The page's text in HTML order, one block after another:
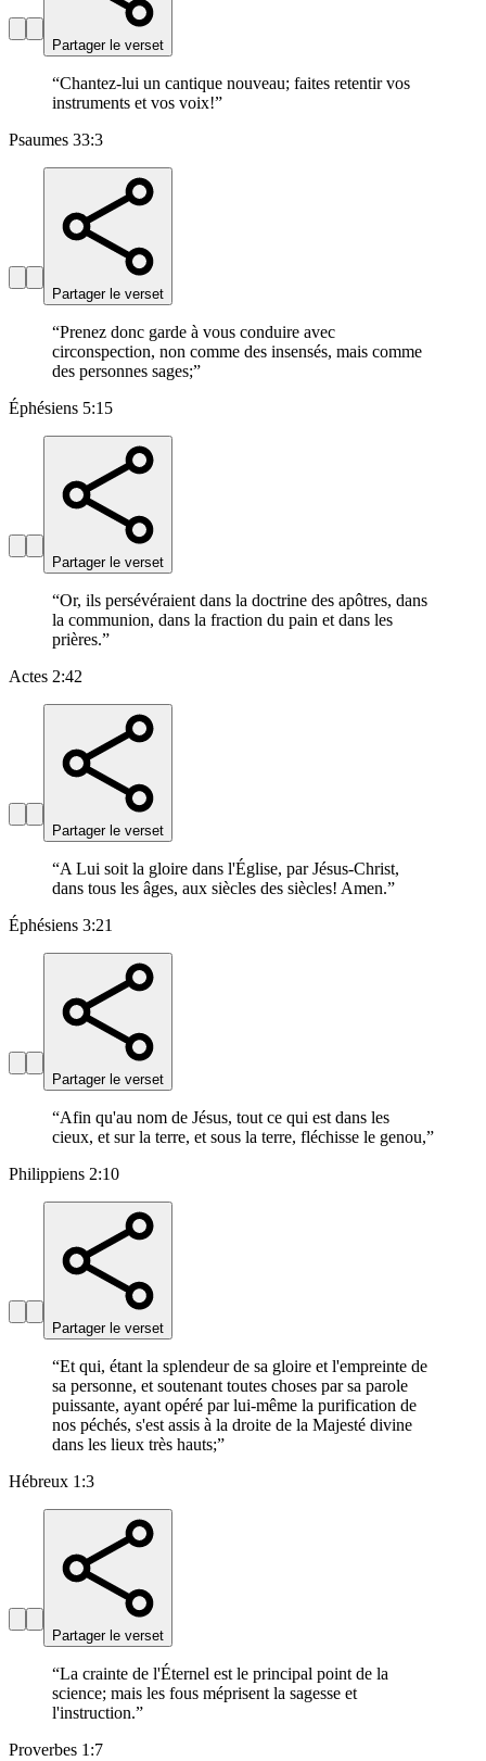
Partager le verset
“Chantez-lui un cantique nouveau; faites retentir vos
instruments et vos voix!”
Psaumes 33:3
Partager le verset
“Prenez donc garde à vous conduire avec
circonspection, non comme des insensés, mais comme
des personnes sages;”
Éphésiens 5:15
Partager le verset
“Or, ils persévéraient dans la doctrine des apôtres, dans
la communion, dans la fraction du pain et dans les
prières.”
Actes 2:42
Partager le verset
“A Lui soit la gloire dans l'Église, par Jésus-Christ,
dans tous les âges, aux siècles des siècles! Amen.”
Éphésiens 3:21
Partager le verset
“Afin qu'au nom de Jésus, tout ce qui est dans les
cieux, et sur la terre, et sous la terre, fléchisse le genou,”
Philippiens 2:10
Partager le verset
“Et qui, étant la splendeur de sa gloire et l'empreinte de
sa personne, et soutenant toutes choses par sa parole
puissante, ayant opéré par lui-même la purification de
nos péchés, s'est assis à la droite de la Majesté divine
dans les lieux très hauts;”
Hébreux 1:3
Partager le verset
“La crainte de l'Éternel est le principal point de la
science; mais les fous méprisent la sagesse et
l'instruction.”
Proverbes 1:7